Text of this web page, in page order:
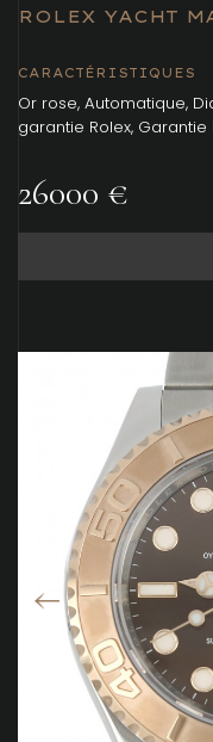
ROLEX YACHT
CARACTÉRISTIQUES
Or rose, Automatique,
garantie Rolex, Garantie
26000 €